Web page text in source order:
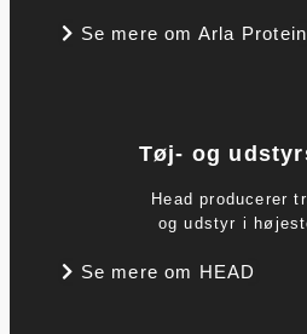
Se mere om Arla Protein
Tøj- og
Head producerer
og udstyr i
Se mere om HEAD